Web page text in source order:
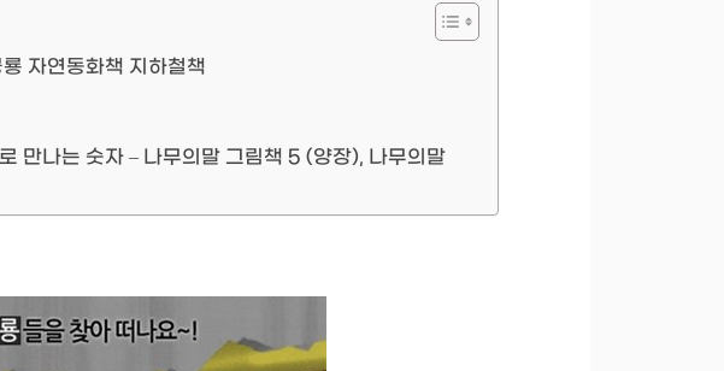
자연동화책 지하철책
만나는 숫자 – 나무의말 그림책 5 (양장), 나무의말